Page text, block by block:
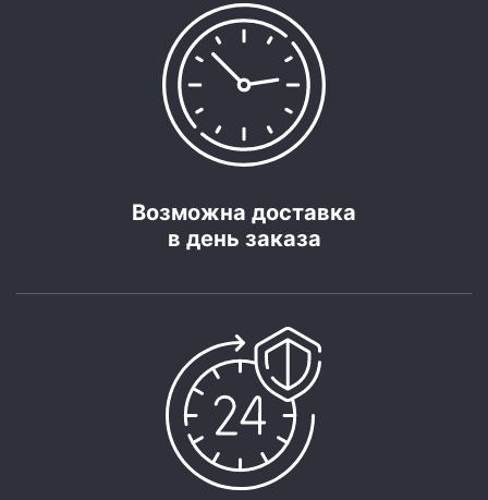
Возможна доставка
в день заказа